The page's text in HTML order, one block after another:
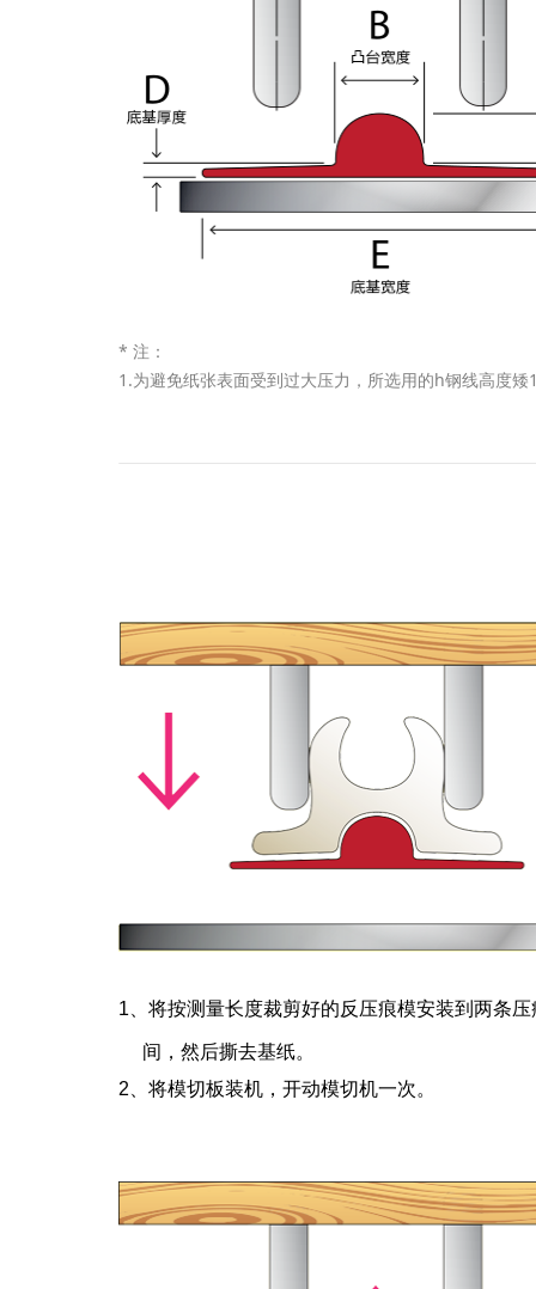
1、将按测量长度裁剪好的反压痕模安装到两条
间，然后撕去基纸。
1.为避免纸张表面受到过大压力，所选用的h钢线高度
2、将模切板装机，开动模切机一次。
* 注：